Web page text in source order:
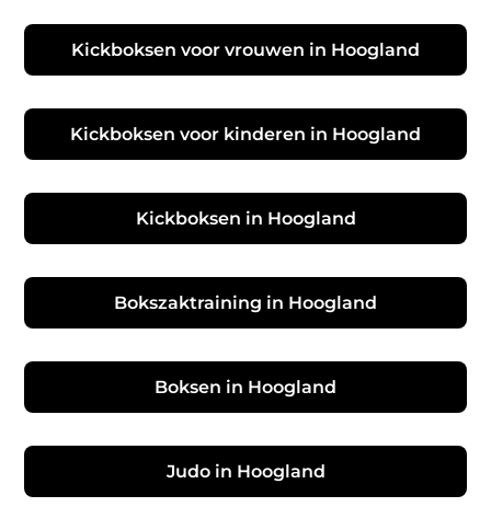
Kickboksen voor vrouwen in Hoogland
Kickboksen voor kinderen in Hoogland
Kickboksen in Hoogland
Bokszaktraining in Hoogland
Boksen in Hoogland
Judo in Hoogland